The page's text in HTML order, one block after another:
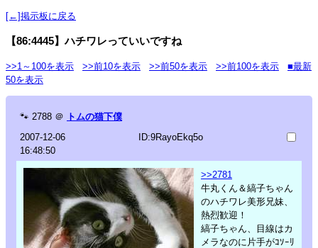
[←]掲示板に戻る
【86:4445】ハチワレっていいですね
>>1～100を表示 >>前10を表示 >>前50を表示 >>前100を表示
■最新
50を表示
🐾 2788 ＠ トムの猫下僕
2007-12-06
16:48:50
ID:9RayoEkq5o
>>2781
牛丸くん＆縞子ちゃん
のハチワレ美形兄妹、
熱烈歓迎！
縞子ちゃん、目線はカ
メラなのに片手がｺｿｰﾘ